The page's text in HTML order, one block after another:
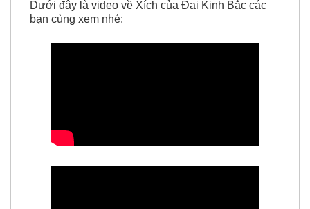
Dưới đây là video về Xích của Đại Kinh Bắc các
bạn cùng xem nhé: